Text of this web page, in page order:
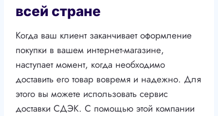
всей стране
Когда ваш клиент заканчивает оформление
покупки в вашем интернет-магазине,
наступает момент, когда необходимо
доставить его товар вовремя и надежно. Для
этого вы можете использовать сервис
доставки СДЭК. С помощью этой компании